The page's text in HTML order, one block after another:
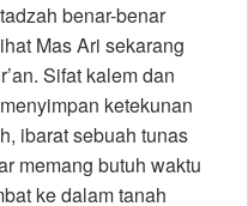
benar-benar
Mas Ari sekarang
Sifat kalem dan
ketekunan
ibarat sebuah tunas
memang butuh waktu
ke dalam tanah